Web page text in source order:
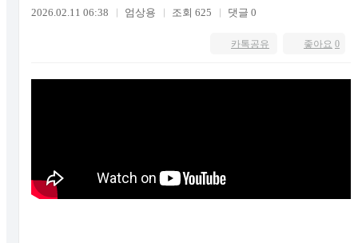
2026.02.11 06:38 엄상용 조회 625 댓글 0
좋아요 0
카톡공유